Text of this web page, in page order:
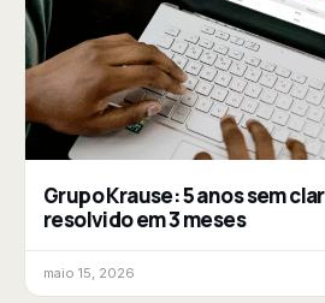
Grupo Krause: 5 anos sem
resolvido em 3 meses
maio 15, 2026